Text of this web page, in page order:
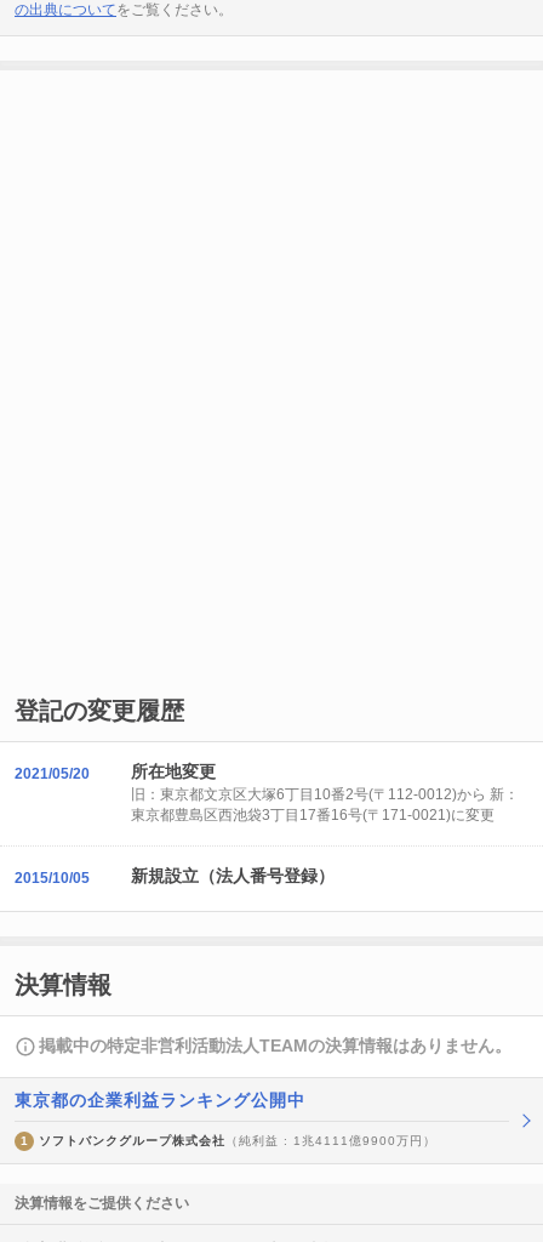
の出典についてをご覧ください。
登記の変更履歴
2021/05/20 所在地変更
旧：東京都文京区大塚6丁目10番2号(〒112-0012)から 新：
東京都豊島区西池袋3丁目17番16号(〒171-0021)に変更
2015/10/05 新規設立（法人番号登録）
決算情報
掲載中の特定非営利活動法人TEAMの決算情報はありません。
東京都の企業利益ランキング公開中
1 ソフトバンクグループ株式会社 （純利益 : 1兆4111億9900万円）
決算情報をご提供ください